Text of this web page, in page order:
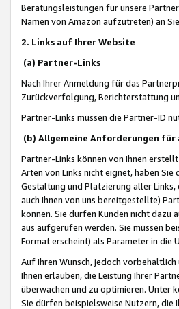
Beratungsleistungen für unsere
Namen von Amazon aufzutreten) an
2. Links auf Ihrer Website
(a) Partner-Links
Nach Ihrer Anmeldung für das
Zurückverfolgung, Berichterstattung
Partner-Links müssen die Partner-ID
(b) Allgemeine Anforderungen
Partner-Links können von Ihnen
Arten von Links nicht eignet, haben
Gestaltung und Platzierung aller
auch Ihnen von uns bereitgestellte)
können. Sie dürfen Kunden nicht dazu
aus aufgerufen werden. Sie müssen
Format erscheint) als Parameter in die
Auf Ihren Wunsch, jedoch
Ihnen erlauben, die Leistung Ihrer
überwachen und zu optimieren. Unter
Sie dürfen beispielsweise Nutzern, die